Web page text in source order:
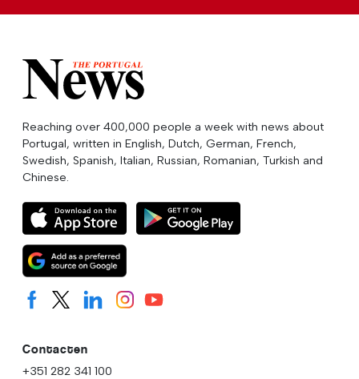
Reaching over 400,000 people a week with news about
Portugal, written in English, Dutch, German, French,
Swedish, Spanish, Italian, Russian, Romanian, Turkish and
Chinese.
Contacten
+351 282 341 100